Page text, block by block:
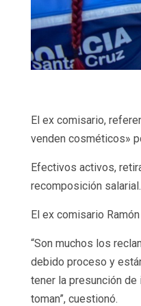
El ex comisario,
venden cosméticos»
Efectivos activos,
recomposición salarial.
El ex comisario
“Son muchos los
debido proceso y
tener la presunción
toman”, cuestionó.